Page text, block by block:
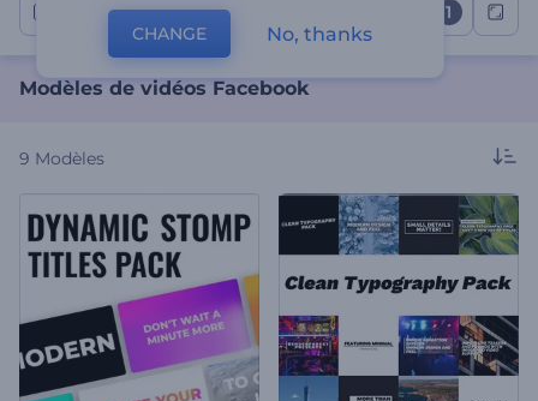
Vidéos Facebook 1
Modèles de vidéos Facebook
9 Modèles
CHANGE No, thanks